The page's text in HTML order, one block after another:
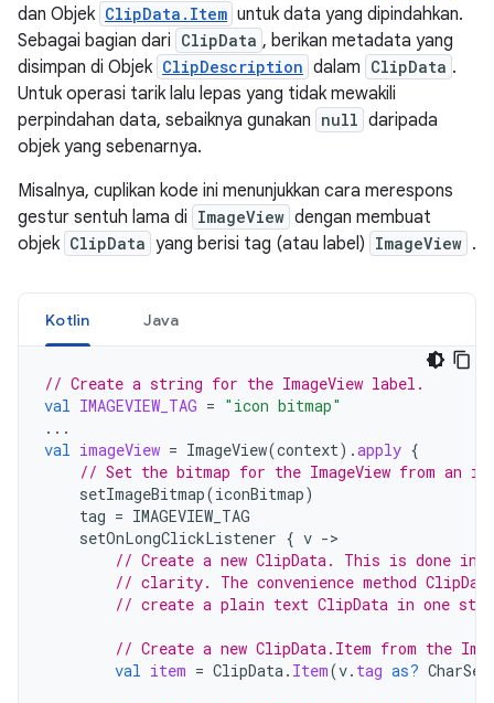
dan Objek ClipData.Item untuk data yang dipindahkan.
Sebagai bagian dari ClipData , berikan metadata yang
disimpan di Objek ClipDescription dalam ClipData .
Untuk operasi tarik lalu lepas yang tidak mewakili
perpindahan data, sebaiknya gunakan null daripada
objek yang sebenarnya.
Misalnya, cuplikan kode ini menunjukkan cara merespons
gestur sentuh lama di ImageView dengan membuat
objek ClipData yang berisi tag (atau label) ImageView .
Kotlin Java
// Create a string for the ImageView label.
val IMAGEVIEW_TAG = "icon bitmap"
...
val imageView = ImageView(context).apply {
// Set the bitmap for the ImageView from an
setImageBitmap(iconBitmap)
tag = IMAGEVIEW_TAG
setOnLongClickListener { v -
// Create a new ClipData. This is done in
// clarity. The convenience method
// create a plain text ClipData in one
// Create a new ClipData.Item from the
val item = ClipData. Item(v. tag as?